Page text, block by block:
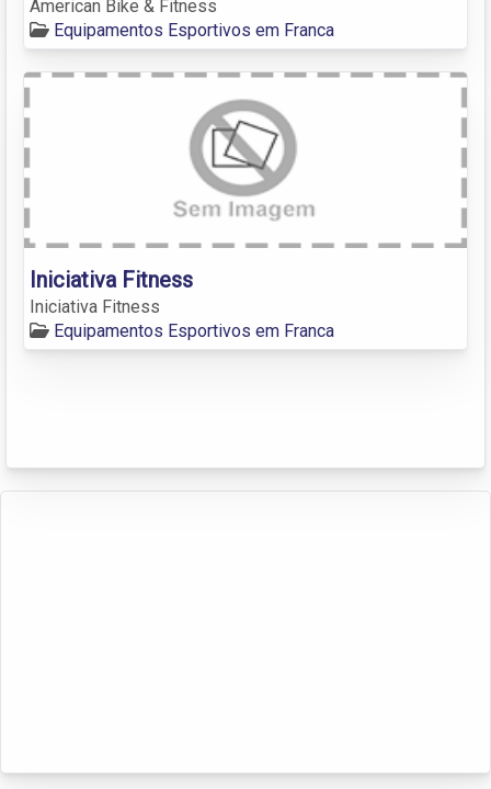
American Bike & Fitness
Equipamentos Esportivos em Franca
Iniciativa Fitness
Iniciativa Fitness
Equipamentos Esportivos em Franca